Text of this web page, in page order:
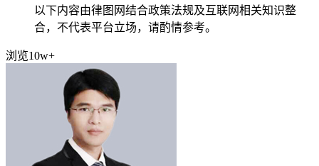
以下内容由律图网结合政策法规及互联网相关知识整
合，不代表平台立场，请酌情参考。
浏览10w+